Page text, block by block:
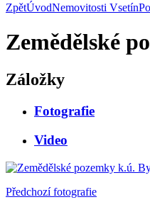
ZpětÚvodNemovitosti Vsetín
Zemědělské
Záložky
Fotografie
Video
Předchozí fotografie